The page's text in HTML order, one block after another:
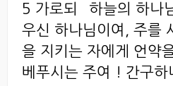
5 가로되 `하늘의 하나
우신 하나님이여, 주를
을 지키는 자에게 언약
베푸시는 주여 ! 간구하